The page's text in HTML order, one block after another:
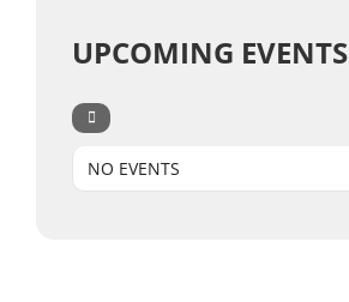
UPCOMING EVENTS
NO EVENTS